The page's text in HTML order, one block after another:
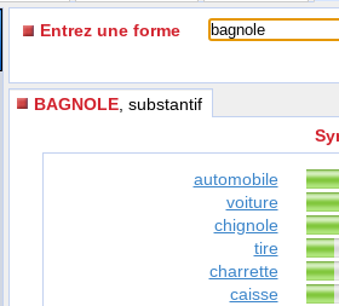
Entrez une forme
BAGNOLE , substantif
automobile
voiture
chignole
tire
charrette
caisse